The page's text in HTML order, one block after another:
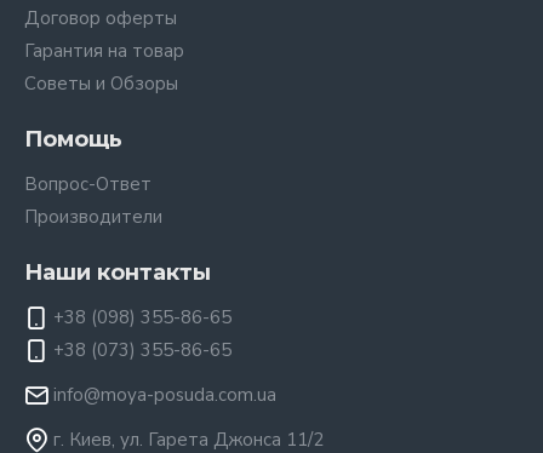
Договор оферты
Гарантия на товар
Советы и Обзоры
Помощь
Вопрос-Ответ
Производители
Наши контакты
+38 (098) 355-86-65
+38 (073) 355-86-65
info@moya-posuda.com.ua
г. Киев, ул. Гарета Джонса 11/2